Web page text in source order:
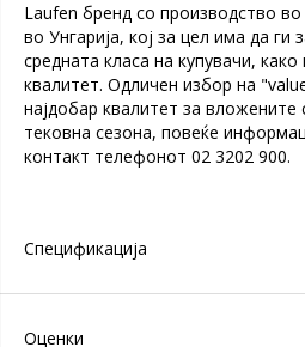
Laufen бренд со производство
во Унгарија, кој за цел има да
средната класа на купувачи,
квалитет. Одличен избор на
најдобар квалитет за вложените
тековна сезона, повеќе
контакт телефонот 02 3202 900.
Спецификација
Оценки